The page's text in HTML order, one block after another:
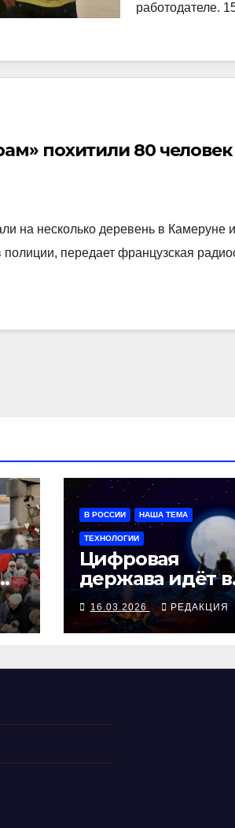
работодателе.
похитили 80
на несколько деревень в Камеруне
передает французская
В РОССИИ НАША ТЕМА
ТЕХНОЛОГИИ
Цифровая
держава идёт в
прорыв
16.03.2026 РЕДАКЦИЯ